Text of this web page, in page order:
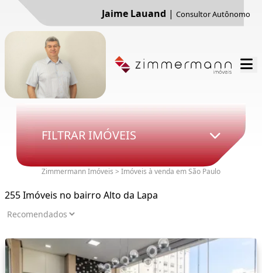
Jaime Lauand | Consultor Autônomo
FILTRAR IMÓVEIS
Zimmermann Imóveis > Imóveis à venda em São Paulo
255 Imóveis no bairro Alto da Lapa